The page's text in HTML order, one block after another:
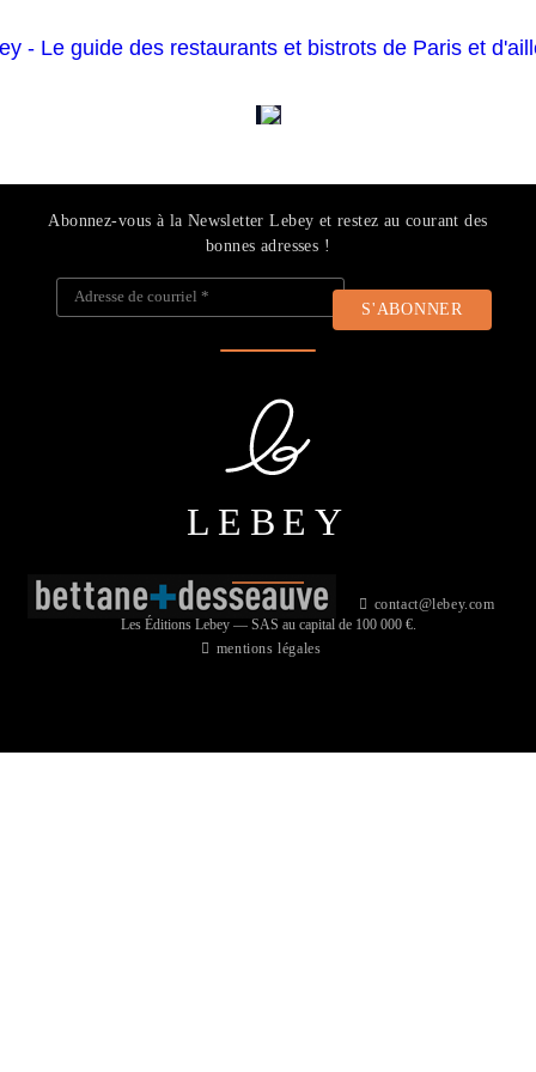
contact@lebey.com
mentions légales
Abonnez-vous à la Newsletter Lebey et restez au courant des
bonnes adresses !
Adresse de courriel
LEBEY
Les Éditions Lebey — SAS au capital de 100 000 €.